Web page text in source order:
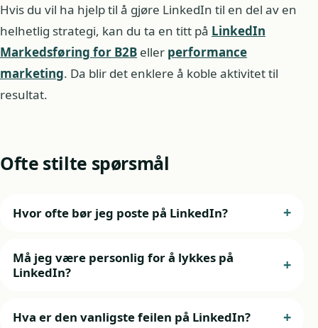
Hvis du vil ha hjelp til å gjøre LinkedIn til en del av en
helhetlig strategi, kan du ta en titt på LinkedIn
Markedsføring for B2B eller performance
marketing. Da blir det enklere å koble aktivitet til
resultat.
Ofte stilte spørsmål
Hvor ofte bør jeg poste på LinkedIn?
Må jeg være personlig for å lykkes på
LinkedIn?
Hva er den vanligste feilen på LinkedIn?